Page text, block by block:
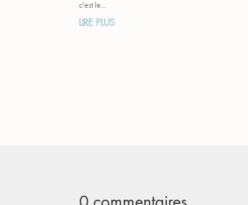
c'est le...
LIRE PLUS